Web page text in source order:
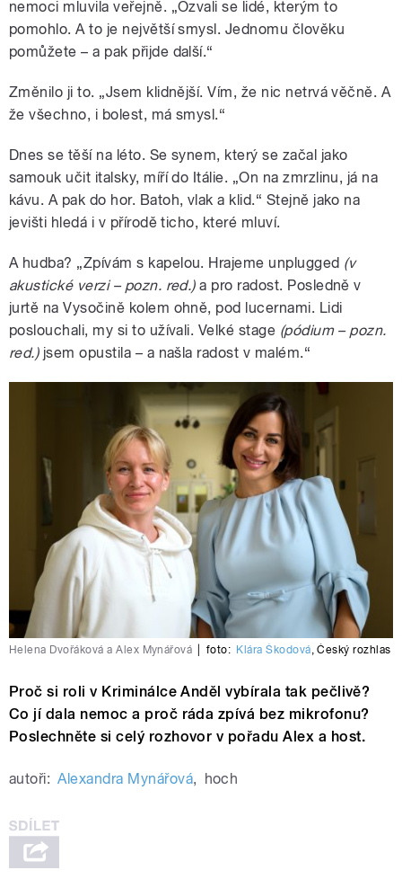
nemoci mluvila veřejně. „Ozvali se lidé, kterým to
pomohlo. A to je největší smysl. Jednomu člověku
pomůžete – a pak přijde další.“
Změnilo ji to. „Jsem klidnější. Vím, že nic netrvá věčně. A
že všechno, i bolest, má smysl.“
Dnes se těší na léto. Se synem, který se začal jako
samouk učit italsky, míří do Itálie. „On na zmrzlinu, já na
kávu. A pak do hor. Batoh, vlak a klid.“ Stejně jako na
jevišti hledá i v přírodě ticho, které mluví.
A hudba? „Zpívám s kapelou. Hrajeme unplugged (v
akustické verzi – pozn. red.)a pro radost. Posledně v
jurtě na Vysočině kolem ohně, pod lucernami. Lidi
poslouchali, my si to užívali. Velké stage (pódium – pozn.
red.)jsem opustila – a našla radost v malém.“
Helena Dvořáková a Alex Mynářová foto: Klára Škodová,Český rozhlas
Proč si roli v Kriminálce Anděl vybírala tak pečlivě?
Co jí dala nemoc a proč ráda zpívá bez mikrofonu?
Poslechněte si celý rozhovor v pořadu Alex a host.
autoři: Alexandra Mynářová, hoch